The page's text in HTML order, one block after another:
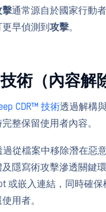
擊通常源自於國家行動
早偵測到 攻擊。
術（內容解
CDR™ 技術透過解構
整保留使用者內容。
過從檔案中移除潛在惡
隱寫術攻擊滲透關鍵
或嵌入連結，同時確
用者。